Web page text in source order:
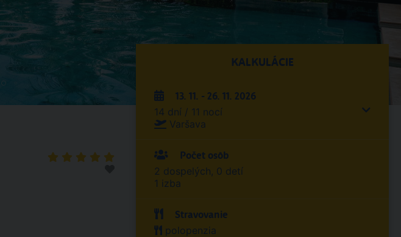
KALKULÁCIE
13. 11. - 26. 11. 2026
14 dní / 11 nocí
Varšava
Počet osôb
2 dospelých, 0 detí
1 izba
Stravovanie
polopenzia